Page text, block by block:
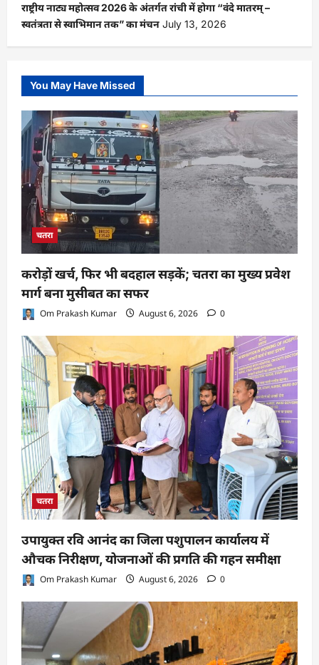
राष्ट्रीय नाट्य महोत्सव 2026 के अंतर्गत रांची में होगा “वंदे मातरम् –
स्वतंत्रता से स्वाभिमान तक” का मंचन July 13, 2026
You May Have Missed
चतरा
करोड़ों खर्च, फिर भी बदहाल सड़कें; चतरा का मुख्य प्रवेश
मार्ग बना मुसीबत का सफर
Om Prakash Kumar August 6, 2026 0
चतरा
उपायुक्त रवि आनंद का जिला पशुपालन कार्यालय में
औचक निरीक्षण, योजनाओं की प्रगति की गहन समीक्षा
Om Prakash Kumar August 6, 2026 0